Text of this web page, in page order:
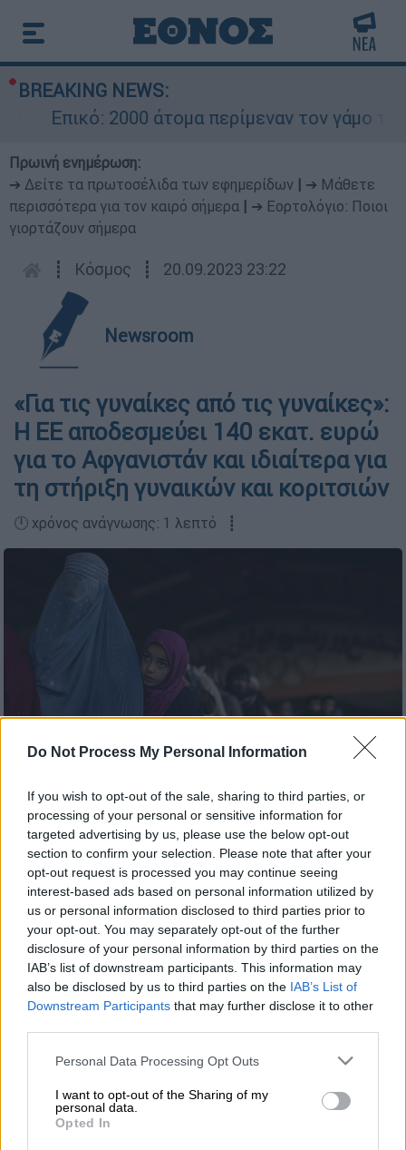
Do Not Process My Personal Information
If you wish to opt-out of the sale, sharing to third parties, or
processing of your personal or sensitive information for
targeted advertising by us, please use the below opt-out
section to confirm your selection. Please note that after your
opt-out request is processed you may continue seeing
interest-based ads based on personal information utilized by
us or personal information disclosed to third parties prior to
your opt-out. You may separately opt-out of the further
disclosure of your personal information by third parties on the
IAB’s list of downstream participants. This information may
also be disclosed by us to third parties on the IAB’s List of
Downstream Participants that may further disclose it to other
Please note that this website/app uses one or more Google
not limited to your visit or usage behaviour. You may click to
grant or deny consent to Google and its third-party tags to
use your data for below specified purposes in below Google
Personal Data Processing Opt Outs
I want to opt-out of the Sharing of my
personal data.
Opted In
BREAKING NEWS:
Επικό: 2000 άτομα περίμεναν τον γάμο
Πρωινή ενημέρωση:
➔ Δείτε τα πρωτοσέλιδα των εφημερίδων
➔ Μάθετε
περισσότερα για τον καιρό σήμερα
➔ Εορτολόγιο: Ποιοι
γιορτάζουν σήμερα
┋ Κόσμος ┋ 20.09.2023 23:22
Newsroom
«Για τις γυναίκες από τις γυναίκες»:
Η ΕΕ αποδεσμεύει 140 εκατ. ευρώ
για το Αφγανιστάν και ιδιαίτερα για
τη στήριξη γυναικών και κοριτσιών
🕛 χρόνος ανάγνωσης: 1 λεπτό ┋
Πρόγραμμα Επισιτισμού στην Καμπούλ / AP
Προσθέστε το ΕΘΝΟΣ στη Google
Η Ευρωπαϊκή Ένωση συμφώνησε να
αποδεσμεύσει βοήθεια ύψους140
εκατομμυρίων ευρώ γιαβασικές ανάγκες και
βιοποριστικά μέσαστους τομείς της
εκπαίδευσης, τηςυγείας, τηςγεωργίαςκαι
τα οποία έχουν παγώσει από τον Δεκέμβριο
του 2022 ως απάντηση στην